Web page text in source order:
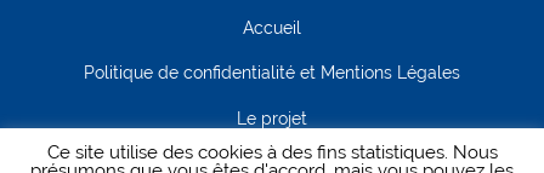
Accueil
Politique de confidentialité et Mentions Légales
Le projet
Contact
Ce site utilise des cookies à des fins statistiques. Nous